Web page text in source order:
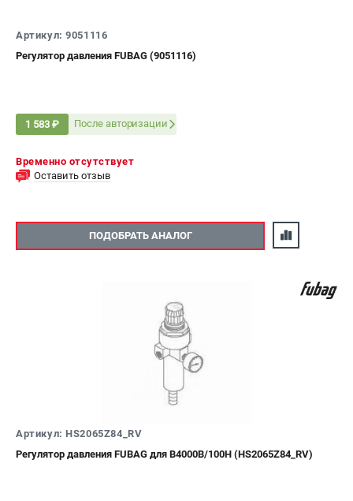
Артикул: 9051116
Регулятор давления FUBAG (9051116)
1 583 ₽ После авторизации
Временно отсутствует
Оставить отзыв
ПОДОБРАТЬ АНАЛОГ
Артикул: HS2065Z84_RV
Регулятор давления FUBAG для B4000B/100H (HS2065Z84_RV)